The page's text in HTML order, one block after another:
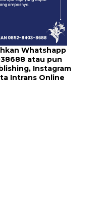
Whatshapp
atau pun
, Instagram
Intrans Online